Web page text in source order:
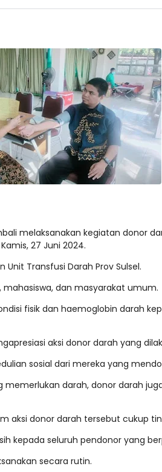
melaksanakan kegiatan donor
27 Juni 2024.
Transfusi Darah Prov Sulsel.
dan masyarakat umum.
fisik dan haemoglobin darah
aksi donor darah yang
sosial dari mereka yang
darah, donor darah
aksi donor darah tersebut cukup
kepada seluruh pendonor yang
secara rutin.